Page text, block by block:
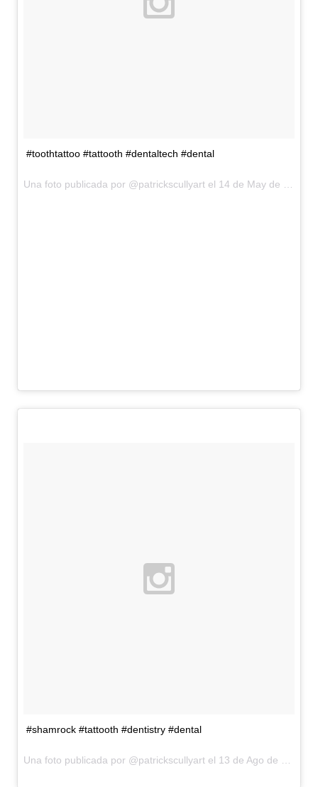
#toothtattoo #tattooth #dentaltech #dental
Una foto publicada por @patrickscullyart el 14 de May de 2014 a la(s) 11:37 PDT
#shamrock #tattooth #dentistry #dental
Una foto publicada por @patrickscullyart el 13 de Ago de 2015 a la(s) 11:35 PDT